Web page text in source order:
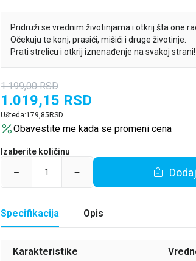
Pridruži se vrednim životinjama i otkrij šta one
Očekuju te konj, prasići, mišići i druge životinje.
Prati strelicu i otkrij iznenađenje na svakoj strani!
1.199,00 RSD
1.019,15 RSD
Ušteda:179,85 RSD
Obavestite me kada se promeni cena
Izaberite količinu
Specifikacija Opis
Karakteristike